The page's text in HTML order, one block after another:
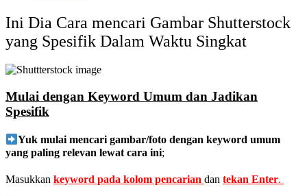
Ini Dia Cara mencari Gambar Shutterstock
yang Spesifik Dalam Waktu Singkat
Mulai dengan Keyword Umum dan Jadikan
Spesifik
Yuk mulai mencari gambar/foto dengan keyword umum
yang paling relevan lewat cara ini;
Masukkan keyword pada kolom pencarian dan tekan Enter.